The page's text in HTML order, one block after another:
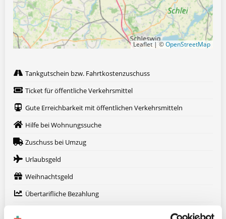
Leaflet | ©OpenStreetMap
Tankgutschein bzw. Fahrtkostenzuschuss
Ticket für öffentliche Verkehrsmittel
Gute Erreichbarkeit mit öffentlichen Verkehrsmitteln
Hilfe bei Wohnungssuche
Zuschuss bei Umzug
Urlaubsgeld
Weihnachtsgeld
Übertarifliche Bezahlung